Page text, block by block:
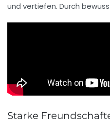
und vertiefen. Durch
Starke